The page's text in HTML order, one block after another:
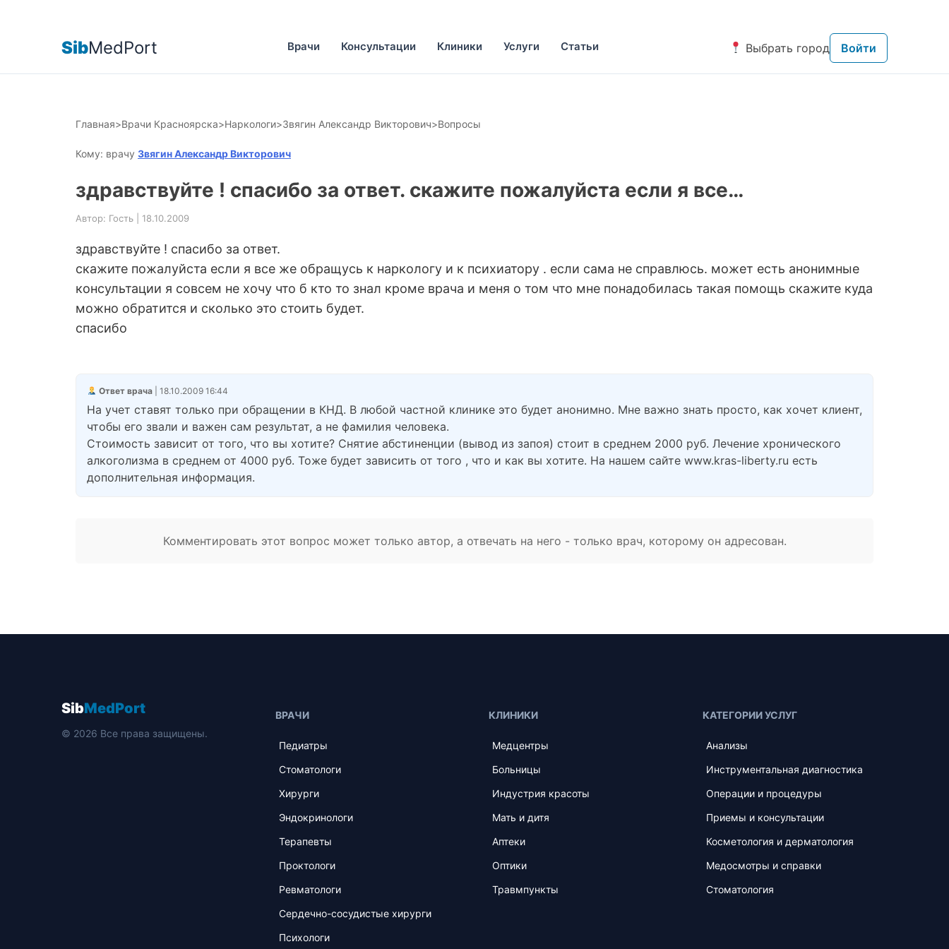
SibMedPort Врачи Консультации Клиники Услуги Статьи Выбрать город Войти
Главная>Врачи Красноярска>Наркологи>Звягин Александр Викторович>Вопросы
Кому: врачу Звягин Александр Викторович
здравствуйте ! спасибо за ответ. скажите пожалуйста если я все…
Автор: Гость | 18.10.2009
здравствуйте ! спасибо за ответ.
скажите пожалуйста если я все же обращусь к наркологу и к психиатору . если сама не справлюсь. может есть анонимные
консультации я совсем не хочу что б кто то знал кроме врача и меня о том что мне понадобилась такая помощь скажите куда
можно обратится и сколько это стоить будет.
спасибо
Ответ врача| 18.10.2009 16:44
На учет ставят только при обращении в КНД. В любой частной клинике это будет анонимно. Мне важно знать просто, как хочет клиент,
чтобы его звали и важен сам результат, а не фамилия человека.
Стоимость зависит от того, что вы хотите? Снятие абстиненции (вывод из запоя) стоит в среднем 2000 руб. Лечение хронического
алкоголизма в среднем от 4000 руб. Тоже будет зависить от того , что и как вы хотите. На нашем сайте www.kras-liberty.ru есть
дополнительная информация.
Комментировать этот вопрос может только автор, а отвечать на него - только врач, которому он адресован.
SibMedPort
© 2026 Все права защищены.
ВРАЧИ
Педиатры
Стоматологи
Хирурги
Эндокринологи
Терапевты
Проктологи
Ревматологи
Сердечно-сосудистые хирурги
Психологи
КЛИНИКИ
Медцентры
Больницы
Индустрия красоты
Мать и дитя
Аптеки
Оптики
Травмпункты
КАТЕГОРИИ УСЛУГ
Анализы
Инструментальная диагностика
Операции и процедуры
Приемы и консультации
Косметология и дерматология
Медосмотры и справки
Стоматология